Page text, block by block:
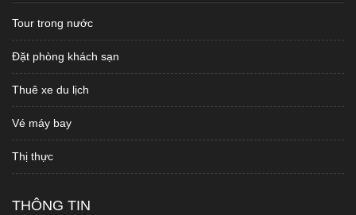
Tour trong nước
Đặt phòng khách sạn
Thuê xe du lịch
Vé máy bay
Thị thực
THÔNG TIN